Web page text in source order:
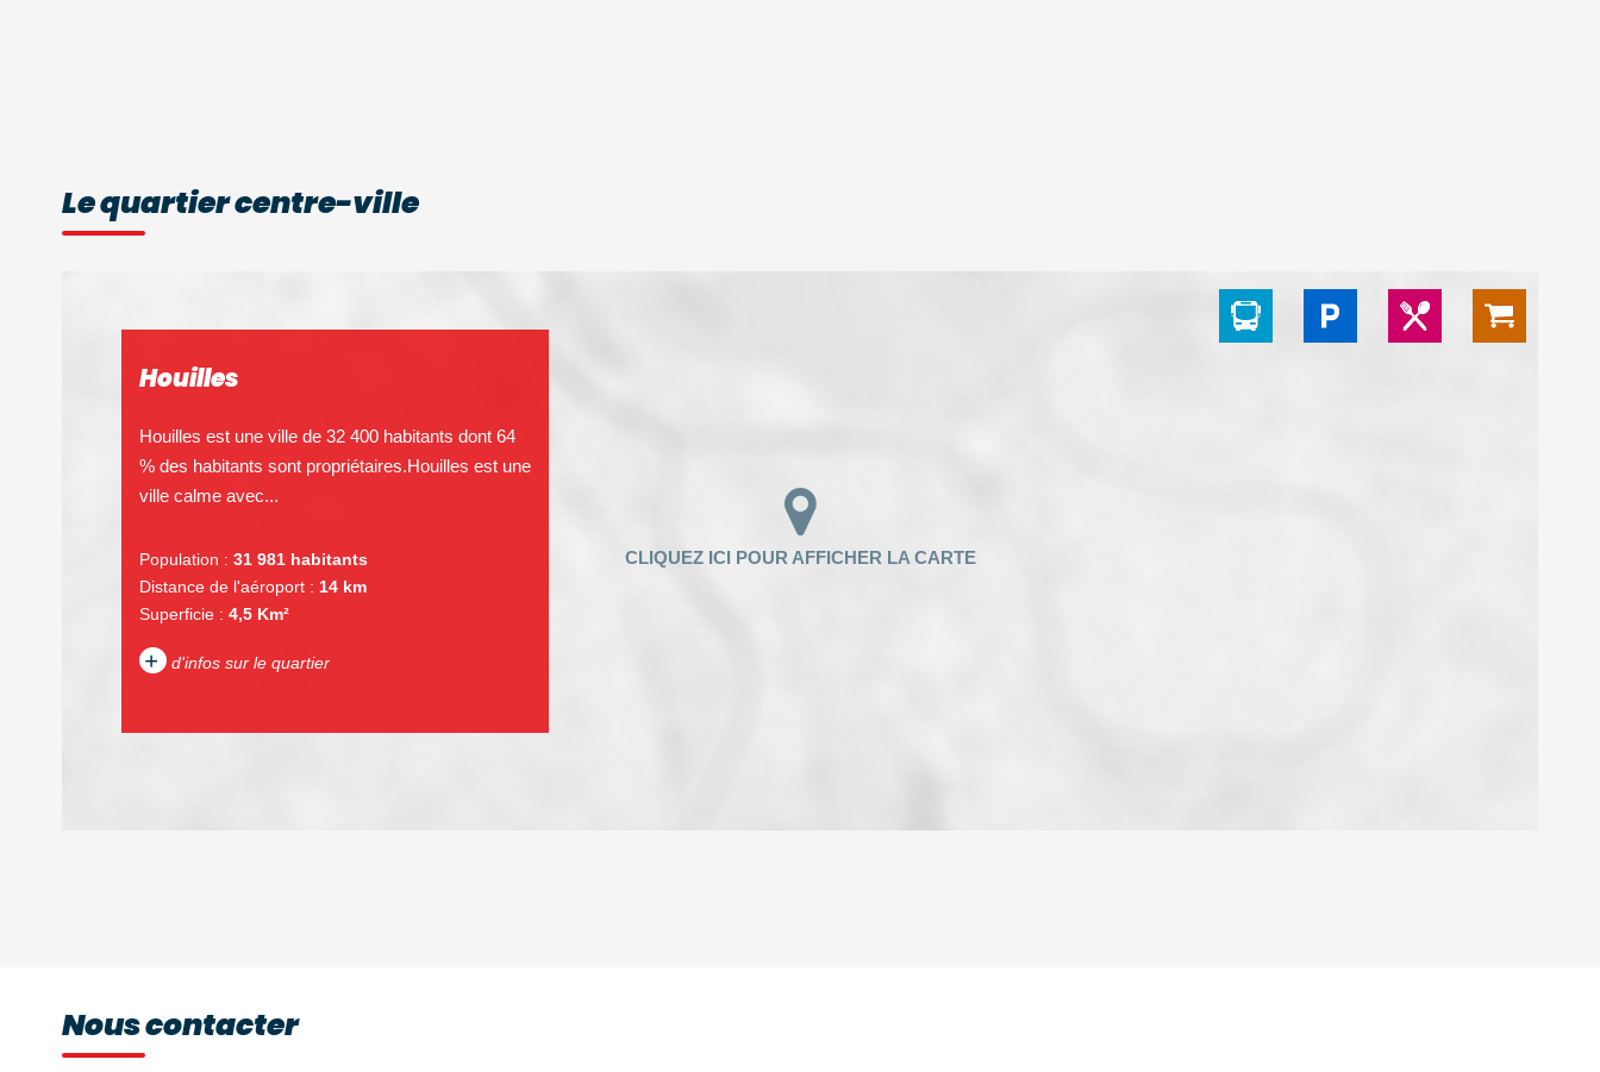
Le quartier centre-ville
Houilles
Houilles est une ville de 32 400 habitants dont 64
% des habitants sont propriétaires.Houilles est une
ville calme avec...
Population : 31 981 habitants
Distance de l'aéroport : 14 km
Superficie : 4,5 Km²
+ d'infos sur le quartier
TAXE FONCIÈRE
Nous contacter